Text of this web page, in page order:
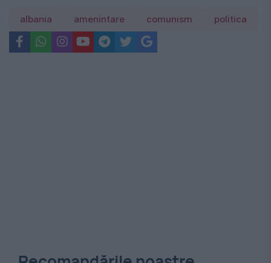
albania amenintare comunism politica